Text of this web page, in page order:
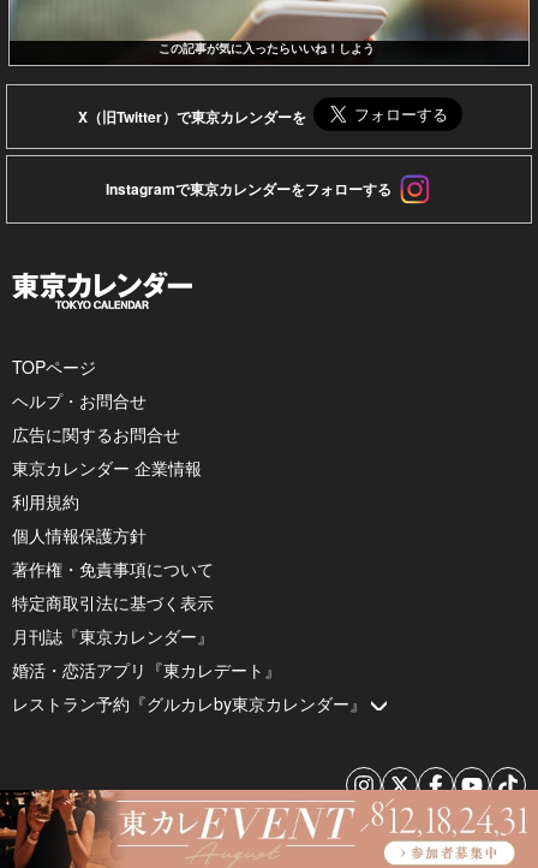
この記事が気に入ったらいいね！しよう
X（旧Twitter）で東京カレンダーを
Instagramで東京カレンダーをフォローする
TOPページ
ヘルプ・お問合せ
広告に関するお問合せ
東京カレンダー 企業情報
利用規約
個人情報保護方針
著作権・免責事項について
特定商取引法に基づく表示
月刊誌『東京カレンダー』
婚活・恋活アプリ『東カレデート』
レストラン予約『グルカレby東京カレンダー』
© 2026 by Tokyo Calendar, Inc.